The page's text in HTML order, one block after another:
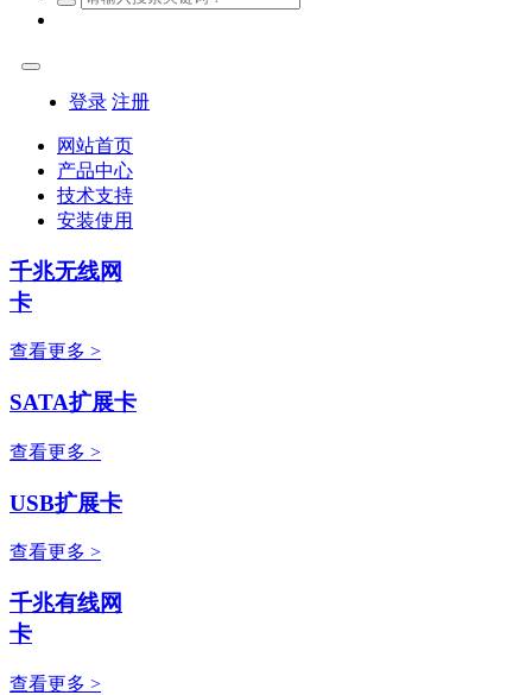
登录 注册
网站首页
产品中心
技术支持
安装使用
千兆无线网
卡
查看更多 >
SATA扩展卡
查看更多 >
USB扩展卡
查看更多 >
千兆有线网
卡
查看更多 >